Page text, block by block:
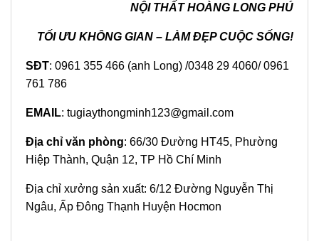
NỘI THẤT HOÀNG LONG PHÚ
TỐI ƯU KHÔNG GIAN – LÀM ĐẸP CUỘC SỐNG!
SĐT: 0961 355 466 (anh Long) /0348 29 4060/ 0961
761 786
EMAIL: tugiaythongminh123@gmail.com
Địa chỉ văn phòng: 66/30 Đường HT45, Phường
Hiệp Thành, Quận 12, TP Hồ Chí Minh
Địa chỉ xưởng sản xuất: 6/12 Đường Nguyễn Thị
Ngâu, Ấp Đông Thạnh Huyện Hocmon